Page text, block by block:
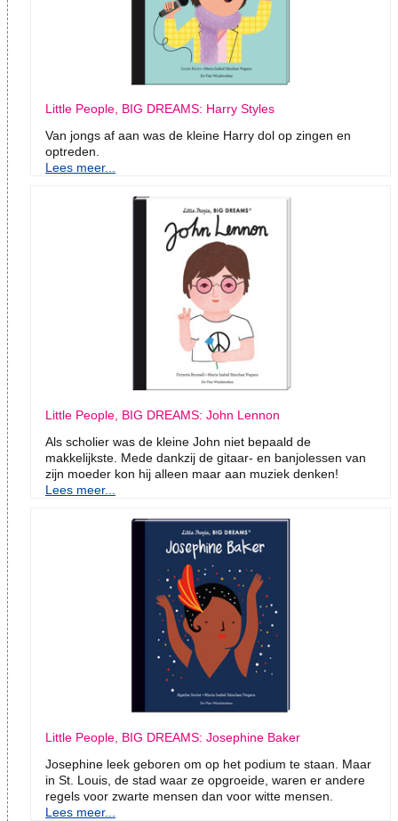
Little People, BIG DREAMS: Harry Styles
Van jongs af aan was de kleine Harry dol op zingen en
optreden.
Lees meer...
Little People, BIG DREAMS: John Lennon
Als scholier was de kleine John niet bepaald de
makkelijkste. Mede dankzij de gitaar- en banjolessen van
zijn moeder kon hij alleen maar aan muziek denken!
Lees meer...
Little People, BIG DREAMS: Josephine Baker
Josephine leek geboren om op het podium te staan. Maar
in St. Louis, de stad waar ze opgroeide, waren er andere
regels voor zwarte mensen dan voor witte mensen.
Lees meer...